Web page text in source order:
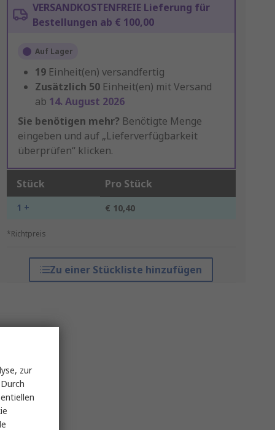
VERSANDKOSTENFREIE Lieferung für
Bestellungen ab € 100,00
Auf Lager
19 Einheit(en) versandfertig
Zusätzlich 50 Einheit(en) mit Versand
ab 14. August 2026
Sie benötigen mehr? Benötigte Menge
eingeben und auf „Lieferverfügbarkeit
überprüfen“ klicken.
Stück Pro Stück
1 + € 10,40
*Richtpreis
Zu einer Stückliste hinzufügen
zur